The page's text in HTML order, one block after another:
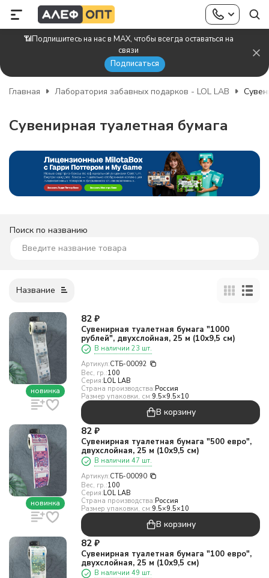
📶Подпишитесь на нас в MAX, чтобы всегда оставаться на
связи
Подписаться
Главная Лаборатория забавных подарков - LOL LAB
Сувенирная туалетная бумага
Поиск по названию
Название
новинка
82 ₽
Сувенирная туалетная бумага "1000
рублей", двухслойная, 25 м (10х9,5 см)
В наличии 23 шт.
Артикул:СТБ-00092
Вес, гр.:100
Серия:LOL LAB
Страна производства:Россия
Размер упаковки, см:9.5×9.5×10
В корзину
новинка
82 ₽
Сувенирная туалетная бумага "500 евро",
двухслойная, 25 м (10х9,5 см)
В наличии 47 шт.
Артикул:СТБ-00090
Вес, гр.:100
Серия:LOL LAB
Страна производства:Россия
Размер упаковки, см:9.5×9.5×10
В корзину
82 ₽
Сувенирная туалетная бумага "100 евро",
двухслойная, 25 м (10х9,5 см)
В наличии 49 шт.